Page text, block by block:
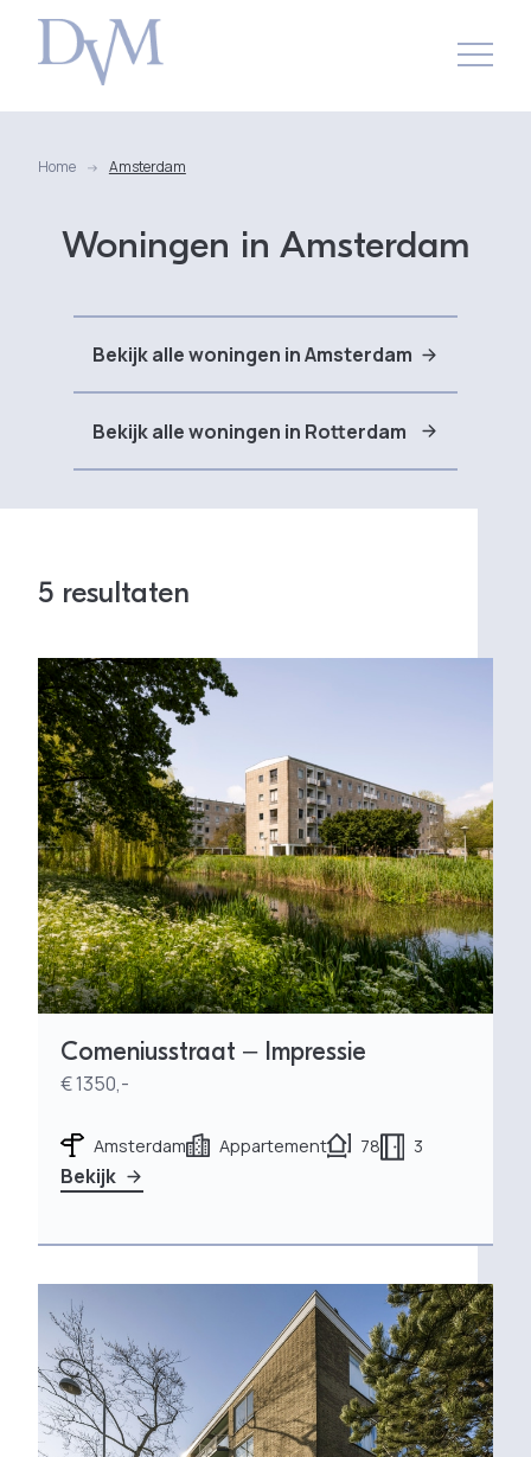
Home Amsterdam
Woningen in Amsterdam
Bekijk alle woningen in Amsterdam
Bekijk alle woningen in Rotterdam
5 resultaten
Comeniusstraat – Impressie
€ 1350,-
Amsterdam Appartement 78 3
Bekijk